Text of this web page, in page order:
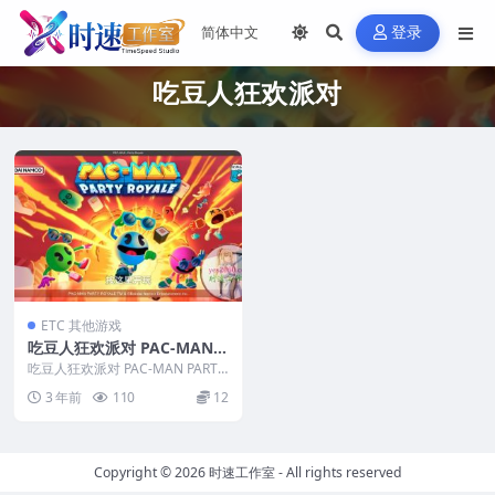
登录
吃豆人狂欢派对
ETC 其他游戏
吃豆人狂欢派对 PAC-MAN P
ARTY 苹果 MAC电脑游戏 原
生中文版
吃豆人狂欢派对 PAC-MAN PARTY
苹果 MAC电脑游戏 原生中文版
&...3 年前 110 12
Copyright © 2026时速工作室- All rights reserved